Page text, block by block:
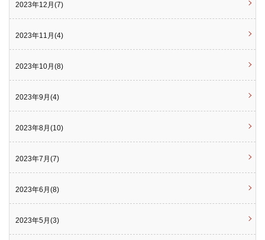
2023年12月(7)
2023年11月(4)
2023年10月(8)
2023年9月(4)
2023年8月(10)
2023年7月(7)
2023年6月(8)
2023年5月(3)